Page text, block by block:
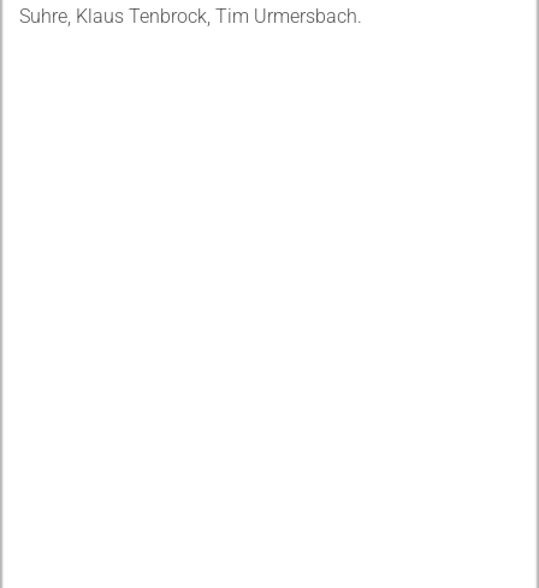
Suhre, Klaus Tenbrock, Tim Urmersbach.